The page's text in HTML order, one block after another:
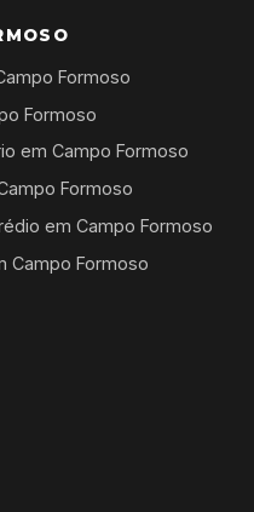
Formoso
Formoso
em Campo Formoso
Formoso
em Campo Formoso
Campo Formoso